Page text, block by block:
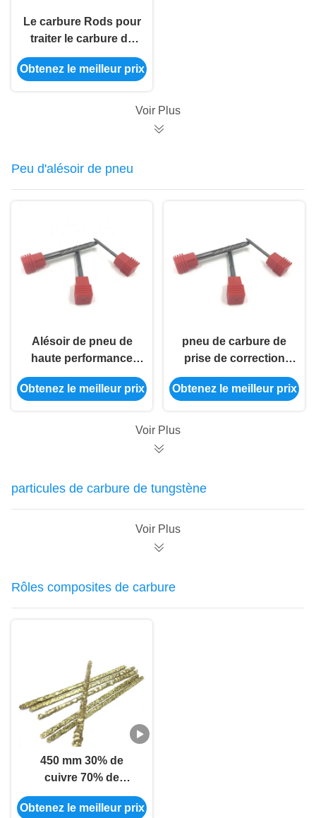
Le carbure Rods pour
traiter le carbure de
tungstène Rod Blank
With Central Coolant
Obtenez le meilleur prix
Voir Plus
Peu d'alésoir de pneu
Alésoir de pneu de
haute performance
mordu pour le service
d'Odm d'OEM de
Obtenez le meilleur prix
pneu de carbure de
prise de correction
mordu par alésoir dur
superbe de peu de
pneumatique de pneu
Obtenez le meilleur prix
Voir Plus
particules de carbure de tungstène
Voir Plus
Rôles composites de carbure
450 mm 30% de
cuivre 70% de
carbure de tungstène
barres composites
Obtenez le meilleur prix